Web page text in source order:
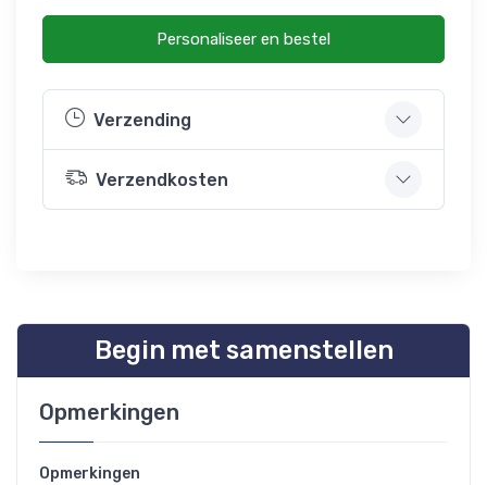
Personaliseer en bestel
Verzending
Verzendkosten
Begin met samenstellen
Opmerkingen
Opmerkingen